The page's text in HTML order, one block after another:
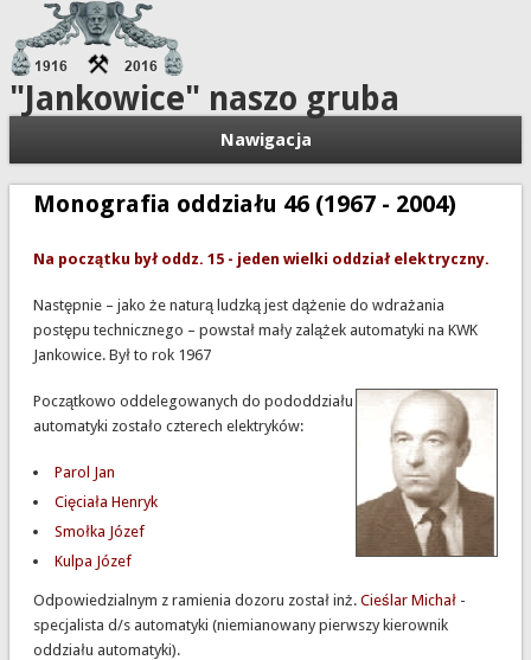
"Jankowice" naszo gruba
Nawigacja
Monografia oddziału 46 (1967 - 2004)
Na początku był oddz. 15 - jeden wielki oddział elektryczny.
Następnie – jako że naturą ludzką jest dążenie do wdrażania
postępu technicznego – powstał mały zalążek automatyki na KWK
Jankowice. Był to rok 1967
Początkowo oddelegowanych do pododdziału
automatyki zostało czterech elektryków:
Parol Jan
Cięciała Henryk
Smołka Józef
Kulpa Józef
Odpowiedzialnym z ramienia dozoru został inż. Cieślar Michał-
specjalista d/s automatyki (niemianowany pierwszy kierownik
oddziału automatyki).